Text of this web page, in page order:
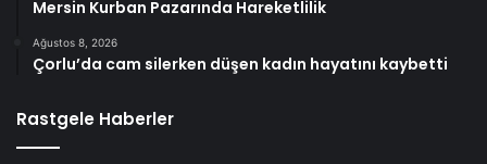
Mersin Kurban Pazarında Hareketlilik
Ağustos 8, 2026
Çorlu’da cam silerken düşen kadın hayatını kaybetti
Rastgele Haberler